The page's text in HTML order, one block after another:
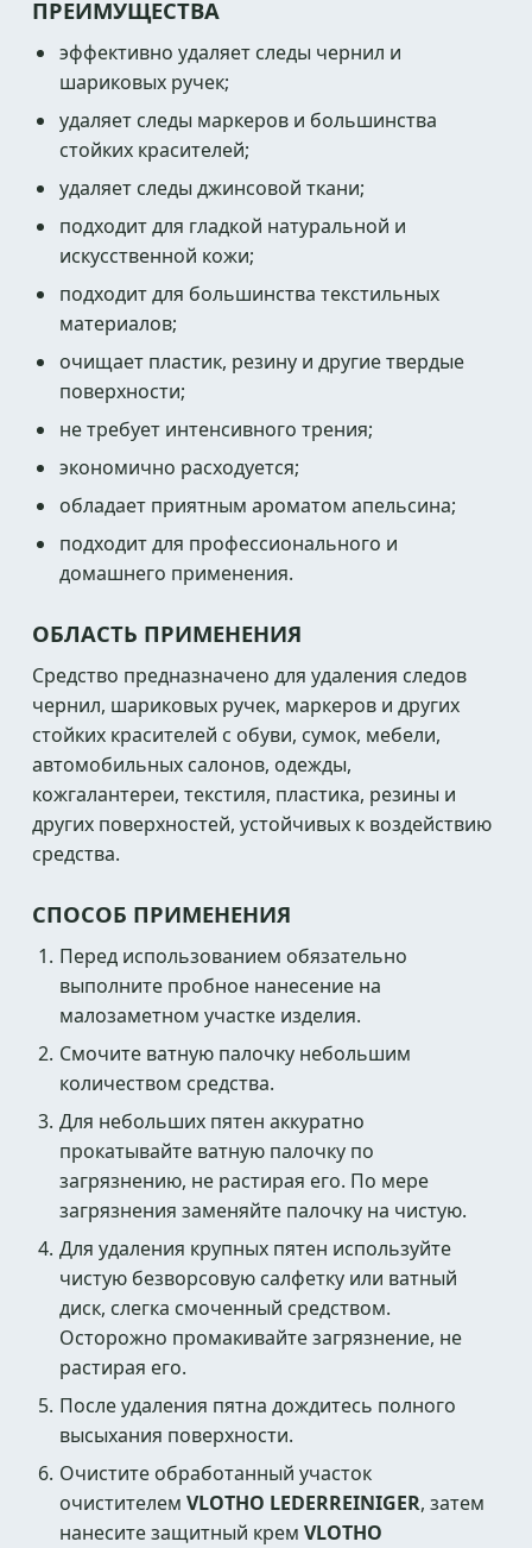
ПРЕИМУЩЕСТВА
эффективно удаляет следы чернил и
шариковых ручек;
удаляет следы маркеров и большинства
стойких красителей;
удаляет следы джинсовой ткани;
подходит для гладкой натуральной и
искусственной кожи;
подходит для большинства текстильных
материалов;
очищает пластик, резину и другие твердые
поверхности;
не требует интенсивного трения;
экономично расходуется;
обладает приятным ароматом апельсина;
подходит для профессионального и
домашнего применения.
ОБЛАСТЬ ПРИМЕНЕНИЯ
Средство предназначено для удаления следов
чернил, шариковых ручек, маркеров и других
стойких красителей с обуви, сумок, мебели,
автомобильных салонов, одежды,
кожгалантереи, текстиля, пластика, резины и
других поверхностей, устойчивых к воздействию
средства.
СПОСОБ ПРИМЕНЕНИЯ
Перед использованием обязательно
выполните пробное нанесение на
малозаметном участке изделия.
Смочите ватную палочку небольшим
количеством средства.
Для небольших пятен аккуратно
прокатывайте ватную палочку по
загрязнению, не растирая его. По мере
загрязнения заменяйте палочку на чистую.
Для удаления крупных пятен используйте
чистую безворсовую салфетку или ватный
диск, слегка смоченный средством.
Осторожно промакивайте загрязнение, не
растирая его.
После удаления пятна дождитесь полного
высыхания поверхности.
Очистите обработанный участок
очистителемVLOTHO LEDERREINIGER, затем
нанесите защитный кремVLOTHO